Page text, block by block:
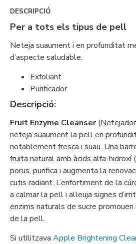
DESCRIPCIÓ
Per a tots els tipus de pell
Neteja suaument i en profunditat
d’aspecte saludable.
Exfoliant
Purificador
Descripció:
Fruit Enzyme Cleanser
neteja suaument la pell en
notablement fresca i suau. Una
fruita natural amb àcids alfa-
porus, purifica i augmenta la
cutis radiant. L’enfortiment de la
a calmar la pell i alleuja signes
enzims naturals de sucre
de la pell.
Si utilitzava Apple Brightening